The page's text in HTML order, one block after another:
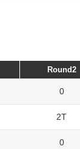
Round2
0
2T
0